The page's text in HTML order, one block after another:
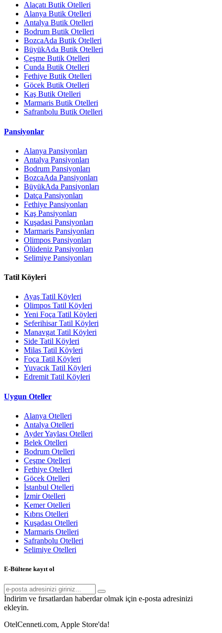
Alaçatı Butik Otelleri
Alanya Butik Otelleri
Antalya Butik Otelleri
Bodrum Butik Otelleri
BozcaAda Butik Otelleri
BüyükAda Butik Otelleri
Çeşme Butik Otelleri
Cunda Butik Otelleri
Fethiye Butik Otelleri
Göcek Butik Otelleri
Kaş Butik Otelleri
Marmaris Butik Otelleri
Safranbolu Butik Otelleri
Pansiyonlar
Alanya Pansiyonları
Antalya Pansiyonları
Bodrum Pansiyonları
BozcaAda Pansiyonları
BüyükAda Pansiyonları
Datça Pansiyonları
Fethiye Pansiyonları
Kaş Pansiyonları
Kuşadasi Pansiyonları
Marmaris Pansiyonları
Olimpos Pansiyonları
Ölüdeniz Pansiyonları
Selimiye Pansiyonları
Tatil Köyleri
Ayaş Tatil Köyleri
Olimpos Tatil Köyleri
Yeni Foça Tatil Köyleri
Seferihisar Tatil Köyleri
Manavgat Tatil Köyleri
Side Tatil Köyleri
Milas Tatil Köyleri
Foça Tatil Köyleri
Yuvacık Tatil Köyleri
Edremit Tatil Köyleri
Uygun Oteller
Alanya Otelleri
Antalya Otelleri
Ayder Yaylası Otelleri
Belek Otelleri
Bodrum Otelleri
Çeşme Otelleri
Fethiye Otelleri
Göcek Otelleri
İstanbul Otelleri
İzmir Otelleri
Kemer Otelleri
Kıbrıs Otelleri
Kuşadası Otelleri
Marmaris Otelleri
Safranbolu Otelleri
Selimiye Otelleri
E-Bültene kayıt ol
İndirim ve fırsatlardan haberdar olmak için e-posta adresinizi
ekleyin.
OtelCenneti.com, Apple Store'da!